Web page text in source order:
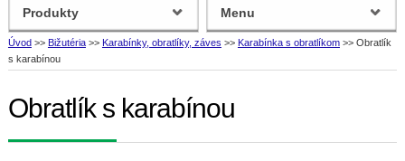
Úvod >> Bižutéria >> Karabínky, obratlíky, záves >> Karabínka s obratlíkom >> Obratlík
s karabínou
Obratlík s karabínou
Produkty Menu